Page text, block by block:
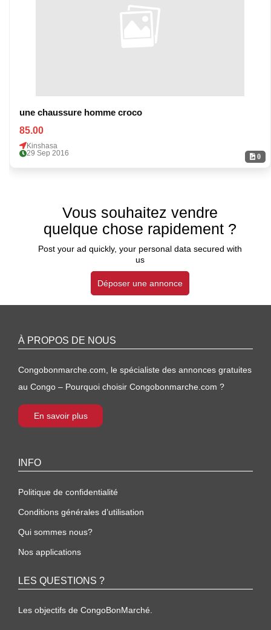
0
une chaussure homme croco
85.00
Kinshasa
29 Sep 2016
Vous souhaitez vendre
quelque chose rapidement ?
Post your ad quickly, your personal data secured with
us
Déposer une annonce
À PROPOS DE NOUS
Congobonmarche.com, le spécialiste des annonces gratuites
au Congo – Pourquoi choisir Congobonmarche.com ?
En savoir plus
INFO
Politique de confidentialité
Conditions générales d’utilisation
Qui sommes nous?
Nos applications
LES QUESTIONS ?
Les objectifs de CongoBonMarché.